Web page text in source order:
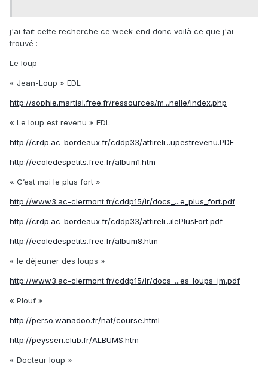
j'ai fait cette recherche ce week-end donc voilà ce que j'ai
trouvé :
Le loup
« Jean-Loup » EDL
http://sophie.martial.free.fr/ressources/m...nelle/index.php
« Le loup est revenu » EDL
http://crdp.ac-bordeaux.fr/cddp33/attireli...upestrevenu.PDF
http://ecoledespetits.free.fr/album1.htm
« C’est moi le plus fort »
http://www3.ac-clermont.fr/cddp15/lr/docs_...e_plus_fort.pdf
http://crdp.ac-bordeaux.fr/cddp33/attireli...ilePlusFort.pdf
http://ecoledespetits.free.fr/album8.htm
« le déjeuner des loups »
http://www3.ac-clermont.fr/cddp15/lr/docs_...es_loups_jm.pdf
« Plouf »
http://perso.wanadoo.fr/nat/course.html
http://peysseri.club.fr/ALBUMS.htm
« Docteur loup »